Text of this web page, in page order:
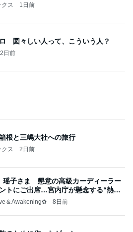
揺れが激しく注意していましょう❗️
しい義姉の言い分